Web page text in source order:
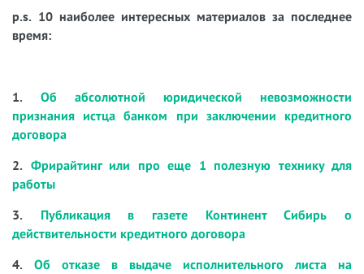
p.s. 10 наиболее интересных материалов за последнее
время:
1. Об абсолютной юридической невозможности
признания истца банком при заключении кредитного
договора
2. Фрирайтинг или про еще 1 полезную технику для
работы
3. Публикация в газете Континент Сибирь о
действительности кредитного договора
4. Об отказе в выдаче исполнительного листа на